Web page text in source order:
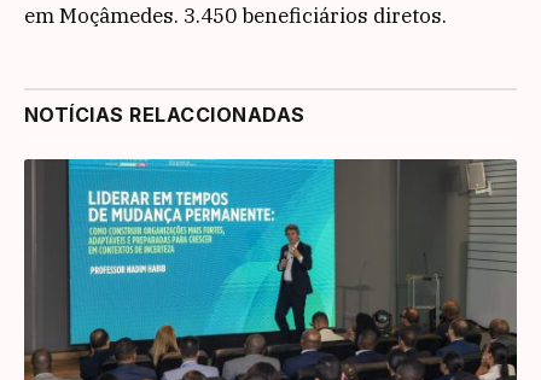
em Moçâmedes. 3.450 beneficiários diretos.
NOTÍCIAS RELACCIONADAS